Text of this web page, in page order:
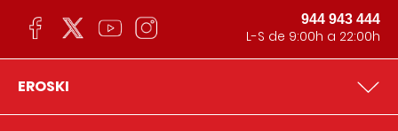
944 943 444
L-S de 9:00h a 22:00h
EROSKI